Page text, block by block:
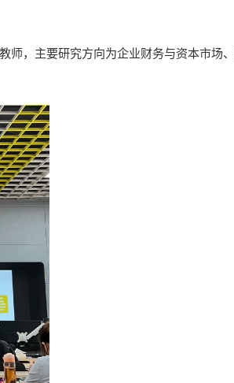
师，主要研究方向为企业财务与资本市场